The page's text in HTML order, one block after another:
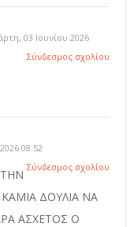
03 Ιουνίου 2026
Σύνδεσμος σχολίου
08:52
Σύνδεσμος σχολίου
ΤΗΝ
ΔΟΥΛΙΑ ΝΑ
ΑΣΧΕΤΟΣ Ο